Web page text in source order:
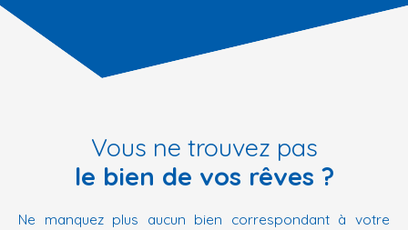
Vous ne trouvez pas
le bien de vos rêves ?
Ne manquez plus aucun bien correspondant à votre